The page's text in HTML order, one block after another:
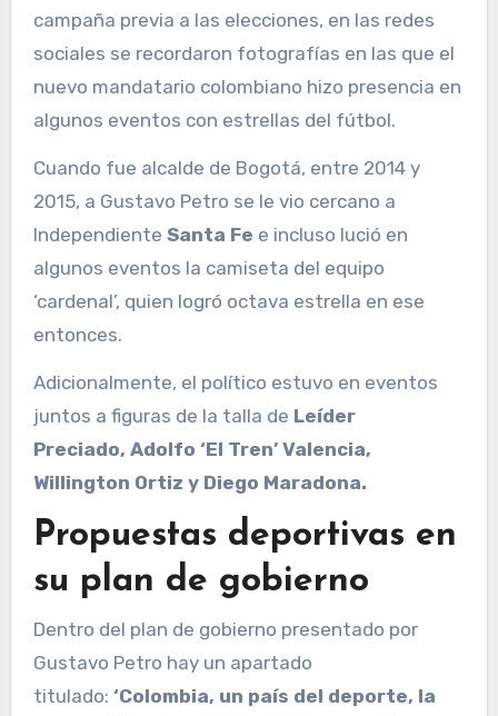
campaña previa a las elecciones, en las redes
sociales se recordaron fotografías en las que el
nuevo mandatario colombiano hizo presencia en
algunos eventos con estrellas del fútbol.
Cuando fue alcalde de Bogotá, entre 2014 y
2015, a Gustavo Petro se le vio cercano a
Independiente Santa Fe e incluso lució en
algunos eventos la camiseta del equipo
‘cardenal’, quien logró octava estrella en ese
entonces.
Adicionalmente, el político estuvo en eventos
juntos a figuras de la talla de Leíder
Preciado, Adolfo ‘El Tren’ Valencia,
Willington Ortiz y Diego Maradona.
Propuestas deportivas en
su plan de gobierno
Dentro del plan de gobierno presentado por
Gustavo Petro hay un apartado
titulado: ‘Colombia, un país del deporte, la